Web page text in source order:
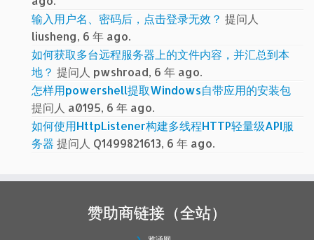
输入用户名、密码后，点击登录无效？ 提问人
liusheng, 6 年 ago.
如何获取多台远程服务器上的文件内容，并汇总到本
地？ 提问人 pwshroad, 6 年 ago.
怎样用powershell提取Windows自带应用的安装包
提问人 a0195, 6 年 ago.
如何使用HttpListener构建多线程HTTP轻量级API服
务器 提问人 Q1499821613, 6 年 ago.
赞助商链接（全站）